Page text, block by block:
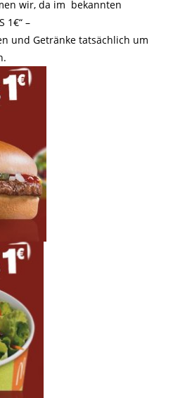
wir, da im bekannten
1€“ –
und Getränke tatsächlich um